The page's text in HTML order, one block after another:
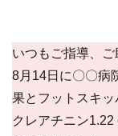
いつもご指導、
8月14日に〇〇病
果とフットスキ
クレアチニン